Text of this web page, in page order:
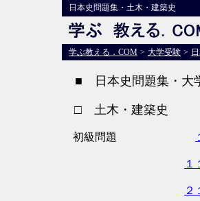
日本史問題集・土木・建築史
学ぶ教える．COM > 大学受験 >
■ 日本史問題集・大
□ 土木・建築史
初級問題
１
２